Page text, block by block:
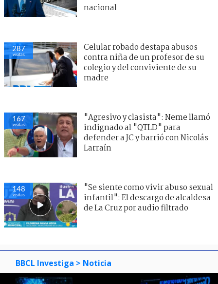
nacional
287
visitas
Celular robado destapa abusos
contra niña de un profesor de su
colegio y del conviviente de su
madre
167
visitas
"Agresivo y clasista": Neme llamó
indignado al "QTLD" para
defender a JC y barrió con Nicolás
Larraín
148
visitas
"Se siente como vivir abuso sexual
infantil": El descargo de alcaldesa
de La Cruz por audio filtrado
BBCL Investiga > Noticia